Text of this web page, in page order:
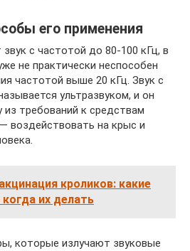
его применения
с частотой до 80-100 кГц, в
не практически неспособен
частотой выше 20 кГц. Звук с
ультразвуком, и он
требований к средствам
воздействовать на крыс и
кроликов: какие
их делать
которые излучают звуковые